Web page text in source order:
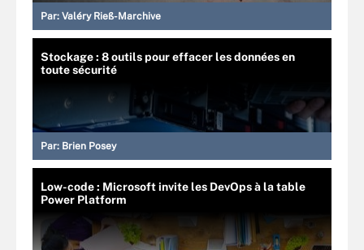
Par: Valéry Rieß-Marchive
Stockage : 8 outils pour effacer les données en
toute sécurité
Par: Brien Posey
Low-code : Microsoft invite les DevOps à la table
Power Platform